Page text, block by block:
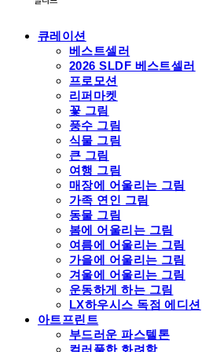
큐레이션
베스트셀러
2026 SLDF 베스트셀러
프로모션
리퍼마켓
꽃 그림
풍수 그림
식물 그림
큰 그림
여행 그림
매장에 어울리는 그림
가족 연인 그림
동물 그림
봄에 어울리는 그림
여름에 어울리는 그림
가을에 어울리는 그림
겨울에 어울리는 그림
운동하게 하는 그림
LX하우시스 독점 에디션
아트프린트
부드러운 파스텔톤
컬러풀한 화려함